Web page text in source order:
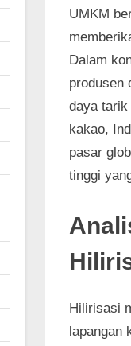
UMKM
Dalam
produsen
daya tarik
kakao,
pasar
tinggi
Hilirisasi
lapangan